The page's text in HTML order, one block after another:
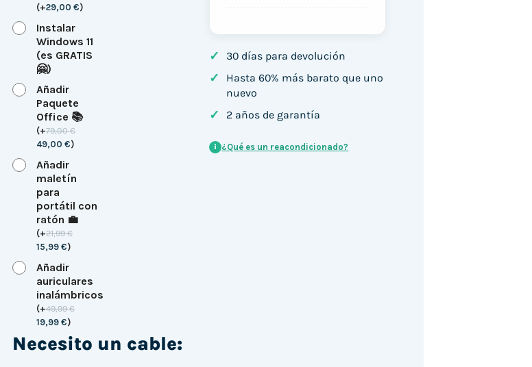
(+29,00 €)
Instalar
Windows 11
(es GRATIS
🤗)
Añadir
Paquete
Office 📚
(+79,00€
49,00 €)
Añadir
maletín
para
portátil con
ratón 💼
(+21,99€
15,99 €)
Añadir
auriculares
inalámbricos
(+49,99€
19,99 €)
Necesito un cable:
✓ 30 días para devolución
✓
Hasta 60% más barato que uno
nuevo
✓ 2 años de garantía
i ¿Qué es un reacondicionado?